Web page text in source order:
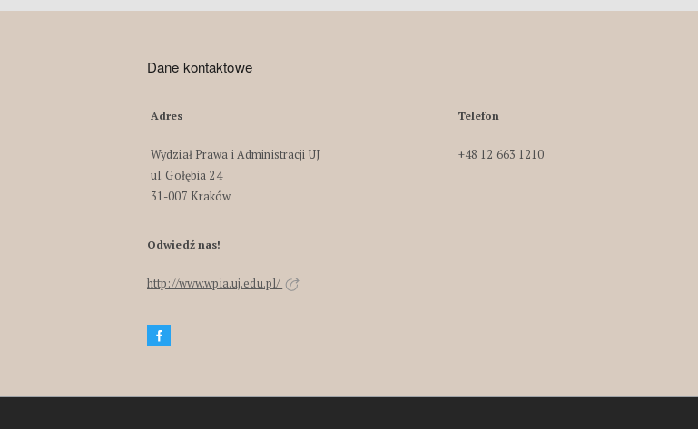
Dane kontaktowe
Adres
Wydział Prawa i Administracji UJ
ul. Gołębia 24
31-007 Kraków
Telefon
+48 12 663 1210
Odwiedź nas!
http://www.wpia.uj.edu.pl/